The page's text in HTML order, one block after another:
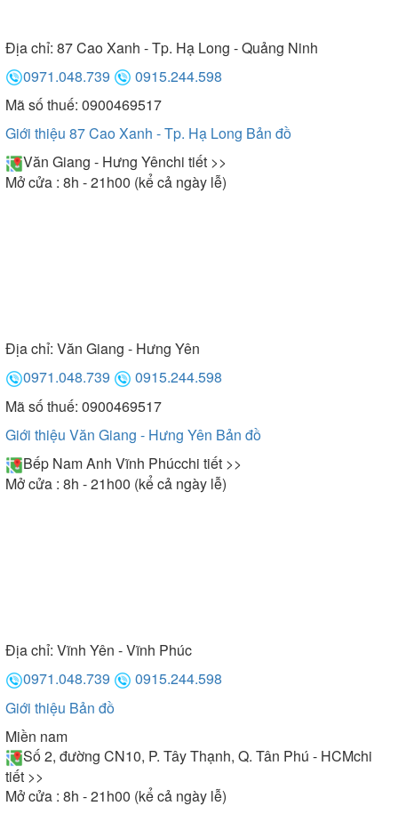
Địa chỉ: 87 Cao Xanh - Tp. Hạ Long - Quảng Ninh
0971.048.739
0915.244.598
Mã số thuế: 0900469517
Giới thiệu 87 Cao Xanh - Tp. Hạ Long Bản đồ
Văn Giang - Hưng Yênchi tiết >>
Mở cửa : 8h - 21h00 (kể cả ngày lễ)
Địa chỉ: Văn Giang - Hưng Yên
0971.048.739
0915.244.598
Mã số thuế: 0900469517
Giới thiệu Văn Giang - Hưng Yên Bản đồ
Bếp Nam Anh Vĩnh Phúcchi tiết >>
Mở cửa : 8h - 21h00 (kể cả ngày lễ)
Địa chỉ: Vĩnh Yên - Vĩnh Phúc
0971.048.739
0915.244.598
Giới thiệu Bản đồ
Miền nam
Số 2, đường CN10, P. Tây Thạnh, Q. Tân Phú - HCMchi
tiết >>
Mở cửa : 8h - 21h00 (kể cả ngày lễ)